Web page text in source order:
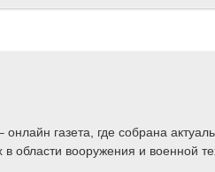
газета, где собрана
в области вооружения и военной